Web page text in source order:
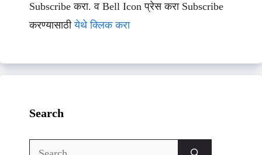
Subscribe करा. व Bell Icon प्रेस करा Subscribe
करण्यासाठीयेथे क्लिक करा
Search
Search